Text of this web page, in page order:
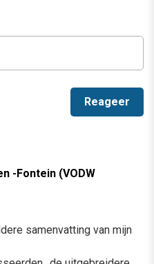
-Fontein (VODW
samenvatting van mijn